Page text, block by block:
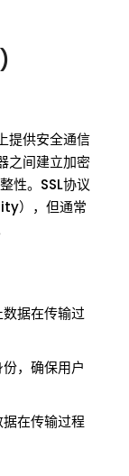
提供安全通信
之间建立加密
性。SSL协议
），但通常
数据在传输过
，确保用户
据在传输过程